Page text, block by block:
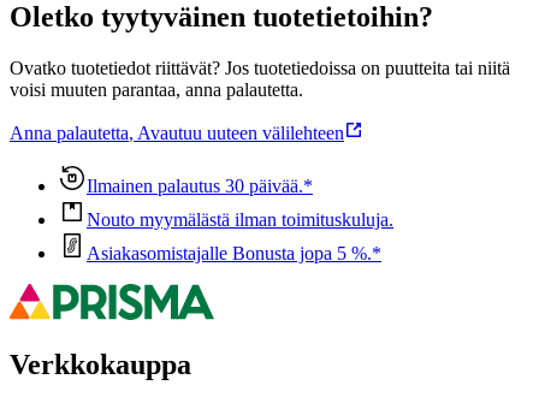
Oletko tyytyväinen tuotetietoihin?
Ovatko tuotetiedot riittävät? Jos tuotetiedoissa on puutteita tai niitä
voisi muuten parantaa, anna palautetta.
Anna palautetta, Avautuu uuteen välilehteen
Ilmainen palautus 30 päivää.*
Nouto myymälästä ilman toimituskuluja.
Asiakasomistajalle Bonusta jopa 5 %.*
Verkkokauppa